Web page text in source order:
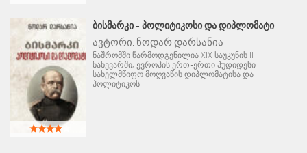
ᲑᲘᲡᲛᲐᲠᲙᲘ - ᲞᲝᲚᲘᲢᲘᲙᲝᲡᲘ ᲓᲐ ᲓᲘᲞᲚᲝᲛᲐᲢᲘ
ავტორი: ნოდარ დარსანია
ნაშრომში წარმოდგენილია XIX საუკუნის II
ნახევარში, ევროპის ერთ-ერთი პუდიდესი
სახელმწიფო მოღვაწის დიპლომატისა და
პოლიტიკოს